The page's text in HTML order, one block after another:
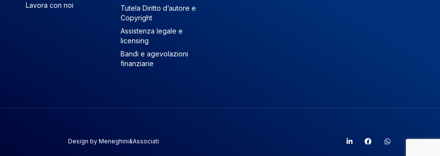
Lavora con noi
Tutela Diritto d’autore e
Copyright
Assistenza legale e
licensing
Bandi e agevolazioni
finanziarie
Design by Meneghini&Associati